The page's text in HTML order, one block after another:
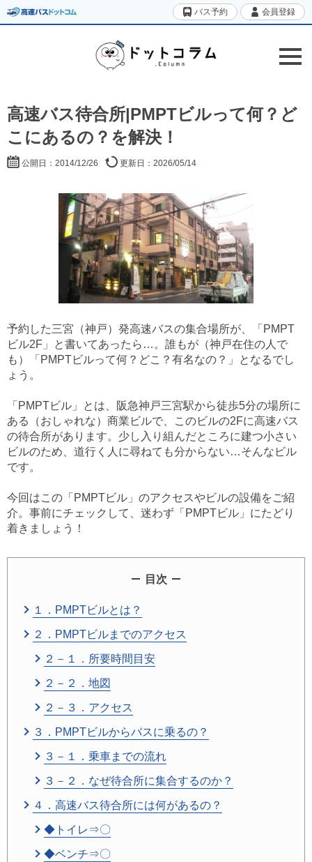
バス予約 会員登録
高速バス待合所|PMPTビルって何？ど
こにあるの？を解決！
公開日：2014/12/26 更新日：2026/05/14
予約した三宮（神戸）発高速バスの集合場所が、「PMPT
ビル2F」と書いてあったら…。誰もが（神戸在住の人で
も）「PMPTビルって何？どこ？有名なの？」となるでし
ょう。
「PMPTビル」とは、阪急神戸三宮駅から徒歩5分の場所に
ある（おしゃれな）商業ビルで、このビルの2Fに高速バス
の待合所があります。少し入り組んだところに建つ小さい
ビルのため、道行く人に尋ねても分からない…そんなビル
です。
今回はこの「PMPTビル」のアクセスやビルの設備をご紹
介。事前にチェックして、迷わず「PMPTビル」にたどり
着きましょう！
目次
１．PMPTビルとは？
２．PMPTビルまでのアクセス
２－１．所要時間目安
２－２．地図
２－３．アクセス
３．PMPTビルからバスに乗るの？
３－１．乗車までの流れ
３－２．なぜ待合所に集合するのか？
４．高速バス待合所には何があるの？
◆トイレ⇒〇
◆ベンチ⇒〇